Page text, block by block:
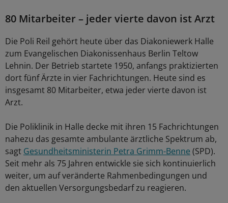
80 Mitarbeiter – jeder vierte davon ist Arzt
Die Poli Reil gehört heute über das Diakoniewerk Halle
zum Evangelischen Diakonissenhaus Berlin Teltow
Lehnin. Der Betrieb startete 1950, anfangs praktizierten
dort fünf Ärzte in vier Fachrichtungen. Heute sind es
insgesamt 80 Mitarbeiter, etwa jeder vierte davon ist
Arzt.
Die Poliklinik in Halle decke mit ihren 15 Fachrichtungen
nahezu das gesamte ambulante ärztliche Spektrum ab,
sagt Gesundheitsministerin Petra Grimm-Benne (SPD).
Seit mehr als 75 Jahren entwickle sie sich kontinuierlich
weiter, um auf veränderte Rahmenbedingungen und
den aktuellen Versorgungsbedarf zu reagieren.